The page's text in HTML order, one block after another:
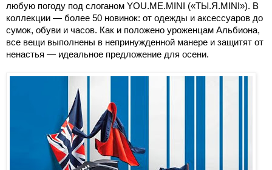
любую погоду под слоганом YOU.ME.MINI («ТЫ.Я.MINI»). В
коллекции — более 50 новинок: от одежды и аксессуаров до
сумок, обуви и часов. Как и положено уроженцам Альбиона,
все вещи выполнены в непринужденной манере и защитят от
ненастья — идеальное предложение для осени.